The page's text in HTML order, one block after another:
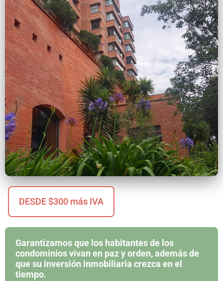
DESDE $300 más IVA
Garantizamos que los habitantes de los
condominios vivan en paz y orden, además de
que su inversión inmobiliaria crezca en el
tiempo.